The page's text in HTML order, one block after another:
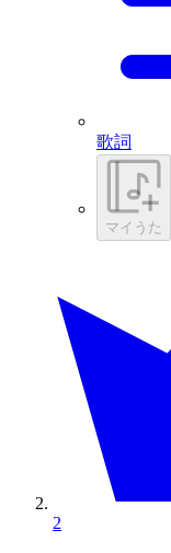
歌詞
マイうた
2